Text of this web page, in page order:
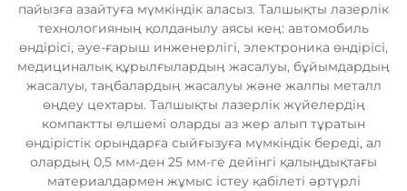
пайызға азайтуға мүмкіндік аласыз. Талшықты лазерлік
технологияның қолданылу аясы кең: автомобиль
өндірісі, әуе-ғарыш инженерлігі, электроника өндірісі,
медициналық құрылғылардың жасалуы, бұйымдардың
жасалуы, таңбалардың жасалуы және жалпы металл
өңдеу цехтары. Талшықты лазерлік жүйелердің
компактты өлшемі оларды аз жер алып тұратын
өндірістік орындарға сыйғызуға мүмкіндік береді, ал
олардың 0,5 мм-ден 25 мм-ге дейінгі қалыңдықтағы
материалдармен жұмыс істеу қабілеті әртүрлі